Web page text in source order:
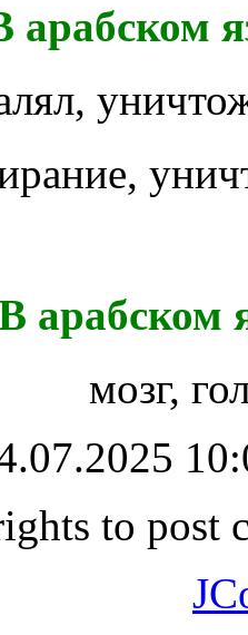
арабском
арабском
мозг,
to post